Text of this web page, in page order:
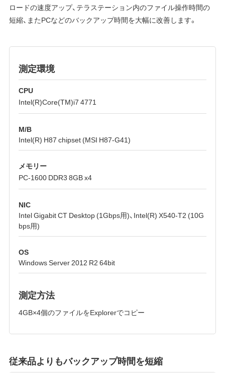
ロードの速度アップ、テラステーション内のファイル操作時間の
短縮、またPCなどのバックアップ時間を大幅に改善します。
測定環境
CPU
Intel(R)Core(TM)i7 4771
M/B
Intel(R) H87 chipset (MSI H87-G41)
メモリー
PC-1600 DDR3 8GB x4
NIC
Intel Gigabit CT Desktop (1Gbps用)、Intel(R) X540-T2 (10G
bps用)
OS
Windows Server 2012 R2 64bit
測定方法
4GB×4個のファイルをExplorerでコピー
従来品よりもバックアップ時間を短縮